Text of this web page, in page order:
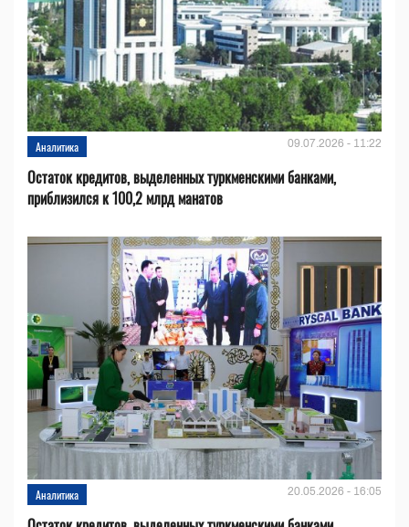
Аналитика 09.07.2026 - 11:22
Остаток кредитов, выделенных туркменскими банками,
приблизился к 100,2 млрд манатов
Аналитика 20.05.2026 - 16:05